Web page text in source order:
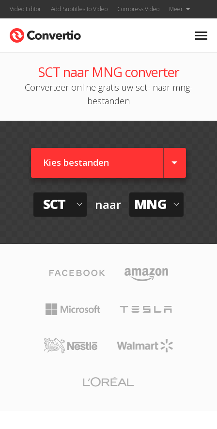
Video Editor Add Subtitles to Video Compress Video Meer
SCT naar MNG converter
Converteer online gratis uw sct- naar mng-
bestanden
Kies bestanden
SCT naar MNG